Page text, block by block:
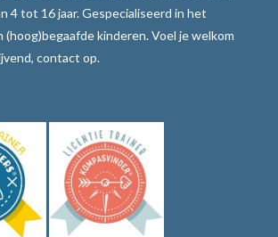
de baas
4 tot 16 jaar. Gespecialiseerd in het
(hoog)begaafde kinderen. Voel je welkom
contact op.